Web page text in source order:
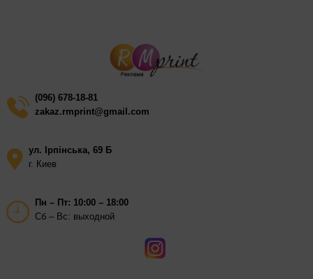
(096) 678-18-81
zakaz.rmprint@gmail.com
ул. Ірпінська, 69 Б
г. Киев
Пн – Пт: 10:00 – 18:00
Сб – Вс: выходной